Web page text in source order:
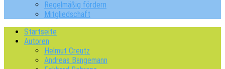
Regelmäßig fördern
Mitgliedschaft
Startseite
Autoren
Helmut Creutz
Andreas Bangemann